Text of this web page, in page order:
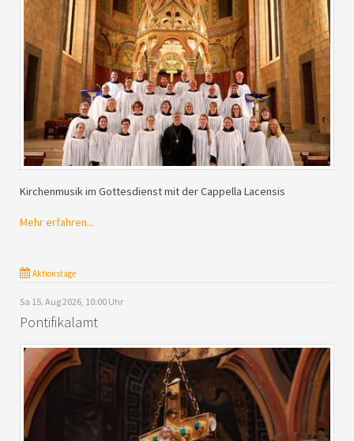
Kirchenmusik im Gottesdienst mit der Cappella Lacensis
Mehr erfahren...
Aktionstage
Sa 15. Aug 2026, 10:00 Uhr
Pontifikalamt